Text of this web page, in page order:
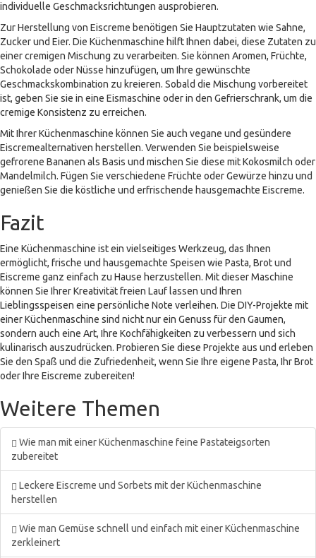
individuelle Geschmacksrichtungen ausprobieren.
Zur Herstellung von Eiscreme benötigen Sie Hauptzutaten wie Sahne,
Zucker und Eier. Die Küchenmaschine hilft Ihnen dabei, diese Zutaten zu
einer cremigen Mischung zu verarbeiten. Sie können Aromen, Früchte,
Schokolade oder Nüsse hinzufügen, um Ihre gewünschte
Geschmackskombination zu kreieren. Sobald die Mischung vorbereitet
ist, geben Sie sie in eine Eismaschine oder in den Gefrierschrank, um die
cremige Konsistenz zu erreichen.
Mit Ihrer Küchenmaschine können Sie auch vegane und gesündere
Eiscremealternativen herstellen. Verwenden Sie beispielsweise
gefrorene Bananen als Basis und mischen Sie diese mit Kokosmilch oder
Mandelmilch. Fügen Sie verschiedene Früchte oder Gewürze hinzu und
genießen Sie die köstliche und erfrischende hausgemachte Eiscreme.
Fazit
Eine Küchenmaschine ist ein vielseitiges Werkzeug, das Ihnen
ermöglicht, frische und hausgemachte Speisen wie Pasta, Brot und
Eiscreme ganz einfach zu Hause herzustellen. Mit dieser Maschine
können Sie Ihrer Kreativität freien Lauf lassen und Ihren
Lieblingsspeisen eine persönliche Note verleihen. Die DIY-Projekte mit
einer Küchenmaschine sind nicht nur ein Genuss für den Gaumen,
sondern auch eine Art, Ihre Kochfähigkeiten zu verbessern und sich
kulinarisch auszudrücken. Probieren Sie diese Projekte aus und erleben
Sie den Spaß und die Zufriedenheit, wenn Sie Ihre eigene Pasta, Ihr Brot
oder Ihre Eiscreme zubereiten!
Weitere Themen
Wie man mit einer Küchenmaschine feine Pastateigsorten
zubereitet
Leckere Eiscreme und Sorbets mit der Küchenmaschine
herstellen
Wie man Gemüse schnell und einfach mit einer Küchenmaschine
zerkleinert